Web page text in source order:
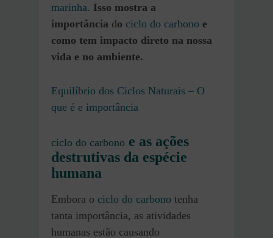
marinha. Isso mostra a
importância do ciclo do carbono e
como tem impacto direto na nossa
vida e no ambiente.
Equilíbrio dos Ciclos Naturais – O
que é e importância
ciclo do carbono e as ações
destrutivas da espécie
humana
Embora o ciclo do carbono tenha
tanta importância, as atividades
humanas estão causando